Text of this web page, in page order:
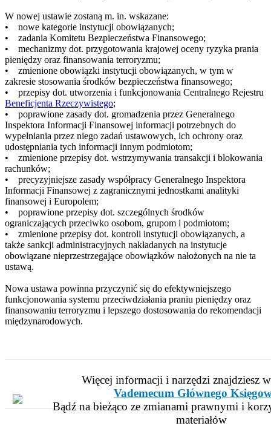
W nowej ustawie zostaną m. in. wskazane:
• nowe kategorie instytucji obowiązanych;
• zadania Komitetu Bezpieczeństwa Finansowego;
• mechanizmy dot. przygotowania krajowej oceny ryzyka prania
pieniędzy oraz finansowania terroryzmu;
• zmienione obowiązki instytucji obowiązanych, w tym w
zakresie stosowania środków bezpieczeństwa finansowego;
• przepisy dot. utworzenia i funkcjonowania Centralnego Rejestru
Beneficjenta Rzeczywistego;
• poprawione zasady dot. gromadzenia przez Generalnego
Inspektora Informacji Finansowej informacji potrzebnych do
wypełniania przez niego zadań ustawowych, ich ochrony oraz
udostępniania tych informacji innym podmiotom;
• zmienione przepisy dot. wstrzymywania transakcji i blokowania
rachunków;
• precyzyjniejsze zasady współpracy Generalnego Inspektora
Informacji Finansowej z zagranicznymi jednostkami analityki
finansowej i Europolem;
• poprawione przepisy dot. szczególnych środków
ograniczających przeciwko osobom, grupom i podmiotom;
• zmienione przepisy dot. kontroli instytucji obowiązanych, a
także sankcji administracyjnych nakładanych na instytucje
obowiązane nieprzestrzegające obowiązków nałożonych na nie ta
ustawą.
Nowa ustawa powinna przyczynić się do efektywniejszego
funkcjonowania systemu przeciwdziałania praniu pieniędzy oraz
finansowaniu terroryzmu i lepszego dostosowania do rekomendacji
międzynarodowych.
Więcej informacji i narzędzi znajdziesz
Vademecum Głównego
Bądź na bieżąco ze zmianami prawnymi i
materiałów